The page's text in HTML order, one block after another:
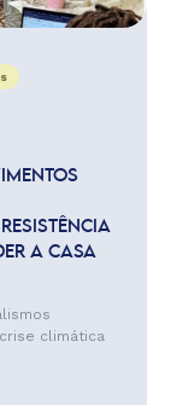
A CASA
climática